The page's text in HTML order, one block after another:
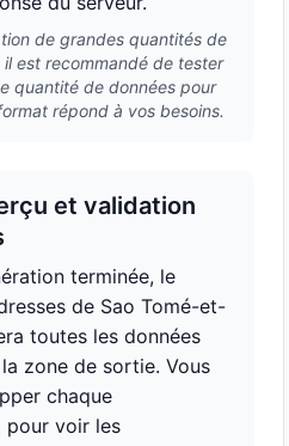
de grandes quantités de
est recommandé de tester
quantité de données pour
répond à vos besoins.
et validation
terminée, le
de Sao Tomé-et-
toutes les données
zone de sortie. Vous
chaque
pour voir les